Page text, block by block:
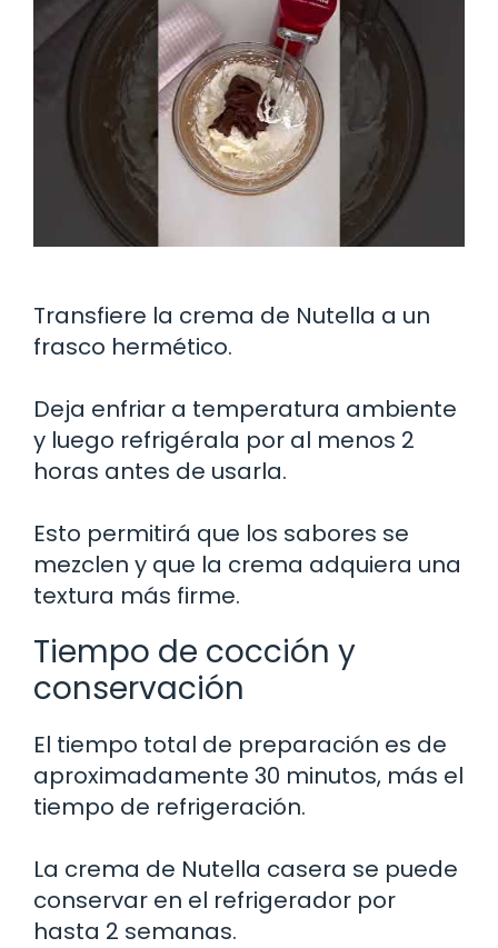
Transfiere la crema de Nutella a un
frasco hermético.
Deja enfriar a temperatura ambiente
y luego refrigérala por al menos 2
horas antes de usarla.
Esto permitirá que los sabores se
mezclen y que la crema adquiera una
textura más firme.
Tiempo de cocción y
conservación
El tiempo total de preparación es de
aproximadamente 30 minutos, más el
tiempo de refrigeración.
La crema de Nutella casera se puede
conservar en el refrigerador por
hasta 2 semanas.